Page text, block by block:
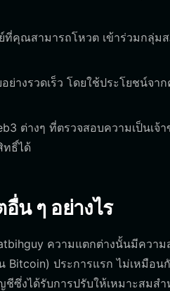
ที่คุณสามารถโหวต เข้าร่วมกลุ่ม
ย่างรวดเร็ว โดยใช้ประโยชน์จา
ต่างๆ ที่ตรวจสอบความเป็นเจ้า
ทธิ์ได้
น ๆ อย่างไร
ความแตกต่างนั้นมีควา
Bitcoin) ประการแรก ไม่เหมือน
ซึ่งได้รับการปรับให้เหมาะสมสำ